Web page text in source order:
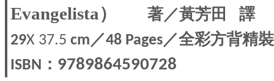
Evangelista）
著／黃芳田 譯
29X 37.5cm／48 Pages／全彩方背精裝
ISBN ： 9789864590728